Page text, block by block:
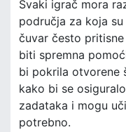
Svaki igrač mora
područja za koja
čuvar često
biti spremna
bi pokrila otvorene
kako bi se
zadataka i mogu
potrebno.